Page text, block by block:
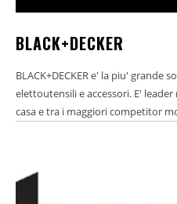
BLACK+DECKER
BLACK+DECKER e' la piu'
elettoutensili e accessori. E'
casa e tra i maggiori competitor